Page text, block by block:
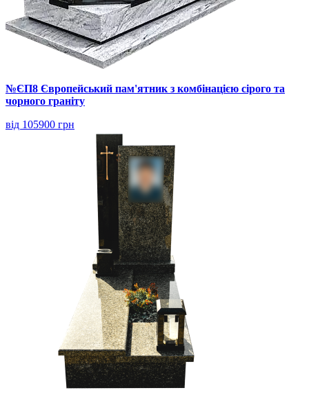
№ЄП8 Європейський пам'ятник з комбінацією сірого та
чорного граніту
від 105900 грн